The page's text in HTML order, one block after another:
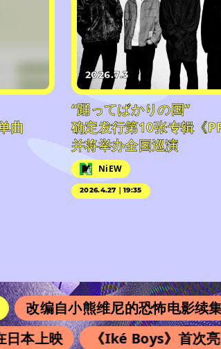
曲
2026.7.3
“踊ってばかりの国”
确定发行第10张专辑《
并将举办全国巡演
NiEW
2026.4.27｜19:35
改编自小熊维尼的恐怖电影续集
本上映 《Iké Boys》首次亮